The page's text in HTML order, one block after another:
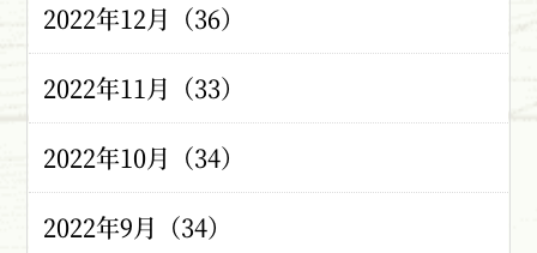
2022年12月（36）
2022年11月（33）
2022年10月（34）
2022年9月（34）